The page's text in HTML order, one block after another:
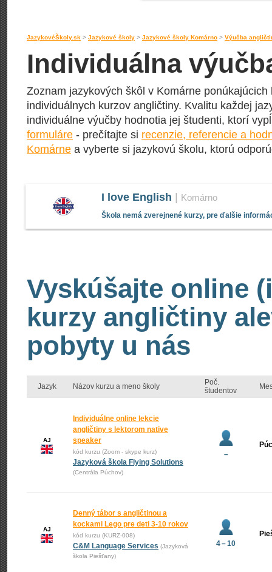
JazykovéŠkoly.sk > Jazykové školy > Jazykové školy Komárno > Výučba
Individuálna
Zoznam jazykových škôl v Komárne ponúkajúcich
individuálnych kurzov angličtiny. Kvalitu každej
individuálne výučby hodnotia jej študenti, ktorí
formuláre - prečítajte si recenzie, referencie a
Komárne a vyberte si jazykovú školu, ktorú
I love English Komárno
Škola nemá zverejnené kurzy, pre ďalšie
Vyskúšajte online
kurzy angličtiny
pobyty u nás
Jazyk Názov kurzu a meno školy
Poč.
študentov
AJ
Individuálne online lekcie
angličtiny s lektorom native
speaker
kód kurzu (Zoom - skype kurz)
Jazyková škola Flying Solutions
(Centrála Púchov)
–
AJ
Denný tábor s angličtinou a
kockami Lego pre deti 3-10 rokov
kód kurzu (KURZ-008)
C&M Language Services (Jazyková
škola Piešťany)
4 – 10